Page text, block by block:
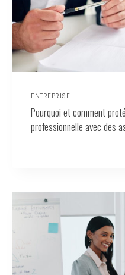
ENTREPRISE
Pourquoi et comment
professionnelle avec des